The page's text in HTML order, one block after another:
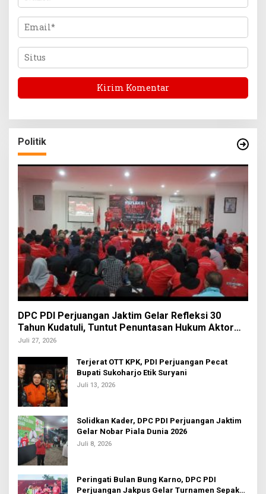
Politik
DPC PDI Perjuangan Jaktim Gelar Refleksi 30
Tahun Kudatuli, Tuntut Penuntasan Hukum Aktor
Intelektual
Juli 27, 2026
Terjerat OTT KPK, PDI Perjuangan Pecat
Bupati Sukoharjo Etik Suryani
Juli 13, 2026
Solidkan Kader, DPC PDI Perjuangan Jaktim
Gelar Nobar Piala Dunia 2026
Juli 8, 2026
Peringati Bulan Bung Karno, DPC PDI
Perjuangan Jakpus Gelar Turnamen Sepak